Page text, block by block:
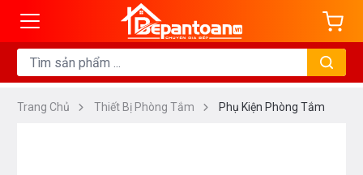
Trang Chủ Thiết Bị Phòng Tắm Phụ Kiện Phòng Tắm